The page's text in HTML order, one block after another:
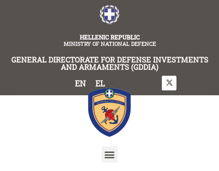
HELLENIC REPUBLIC
MINISTRY OF NATIONAL DEFENCE
GENERAL DIRECTORATE FOR DEFENSE INVESTMENTS
AND ARMAMENTS (GDDIA)
EN EL